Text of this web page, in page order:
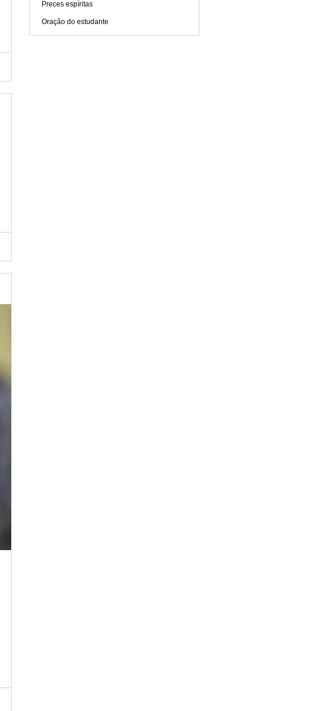
Preces espíritas
Oração do estudante